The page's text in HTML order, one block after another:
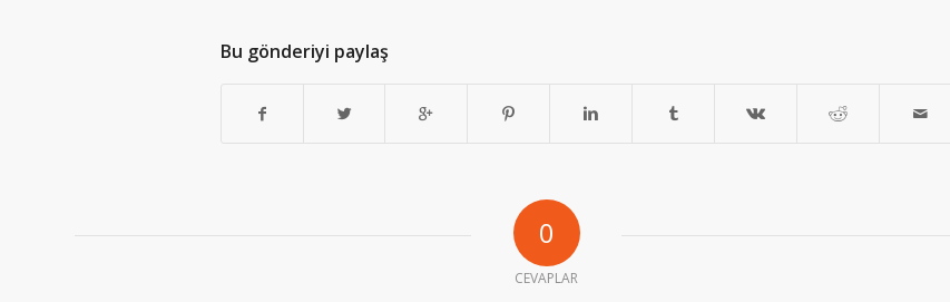
Bu gönderiyi paylaş
0
CEVAPLAR